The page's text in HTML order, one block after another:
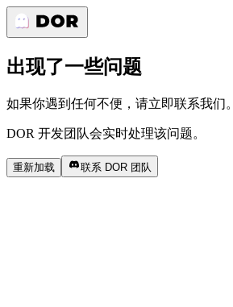
出现了一些问题
如果你遇到任何不便，请立即联系我们。
DOR 开发团队会实时处理该问题。
重新加载 联系 DOR 团队